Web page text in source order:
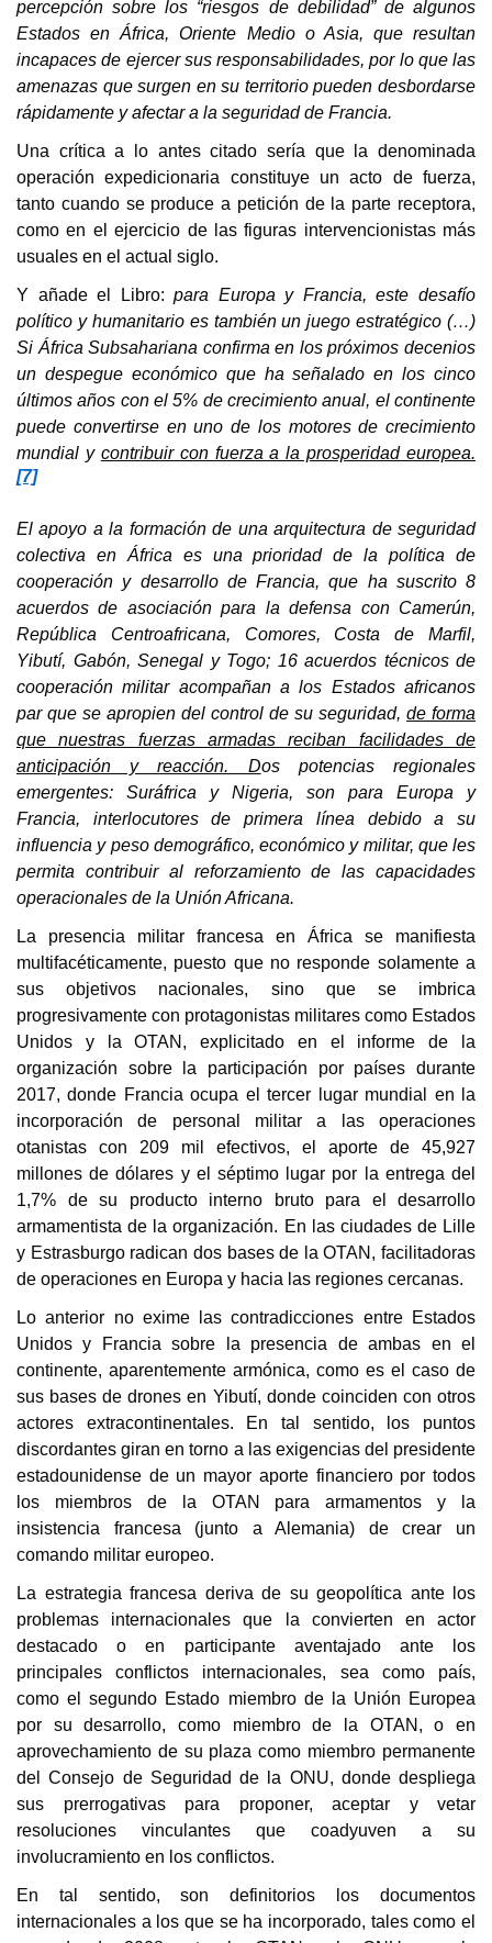
percepción sobre los “riesgos de debilidad” de algunos
Estados en África, Oriente Medio o Asia, que resultan
incapaces de ejercer sus responsabilidades, por lo que las
amenazas que surgen en su territorio pueden desbordarse
rápidamente y afectar a la seguridad de Francia.
Una crítica a lo antes citado sería que la denominada
operación expedicionaria constituye un acto de fuerza,
tanto cuando se produce a petición de la parte receptora,
como en el ejercicio de las figuras intervencionistas más
usuales en el actual siglo.
Y añade el Libro:para Europa y Francia, este desafío
político y humanitario es también un juego estratégico (…)
Si África Subsahariana confirma en los próximos decenios
un despegue económico que ha señalado en los cinco
últimos años con el 5% de crecimiento anual, el continente
puede convertirse en uno de los motores de crecimiento
mundial y contribuir con fuerza a la prosperidad europea.
[7]
El apoyo a la formación de una arquitectura de seguridad
colectiva en África es una prioridad de la política de
cooperación y desarrollo de Francia, que ha suscrito 8
acuerdos de asociación para la defensa con Camerún,
República Centroafricana, Comores, Costa de Marfil,
Yibutí, Gabón, Senegal y Togo; 16 acuerdos técnicos de
cooperación militar acompañan a los Estados africanos
par que se apropien del control de su seguridad, de forma
que nuestras fuerzas armadas reciban facilidades de
anticipación y reacción. Dos potencias regionales
emergentes: Suráfrica y Nigeria, son para Europa y
Francia, interlocutores de primera línea debido a su
influencia y peso demográfico, económico y militar, que les
permita contribuir al reforzamiento de las capacidades
operacionales de la Unión Africana.
La presencia militar francesa en África se manifiesta
multifacéticamente, puesto que no responde solamente a
sus objetivos nacionales, sino que se imbrica
progresivamente con protagonistas militares como Estados
Unidos y la OTAN, explicitado en el informe de la
organización sobre la participación por países durante
2017, donde Francia ocupa el tercer lugar mundial en la
incorporación de personal militar a las operaciones
otanistas con 209 mil efectivos, el aporte de 45,927
millones de dólares y el séptimo lugar por la entrega del
1,7% de su producto interno bruto para el desarrollo
armamentista de la organización. En las ciudades de Lille
y Estrasburgo radican dos bases de la OTAN, facilitadoras
de operaciones en Europa y hacia las regiones cercanas.
Lo anterior no exime las contradicciones entre Estados
Unidos y Francia sobre la presencia de ambas en el
continente, aparentemente armónica, como es el caso de
sus bases de drones en Yibutí, donde coinciden con otros
actores extracontinentales. En tal sentido, los puntos
discordantes giran en torno a las exigencias del presidente
estadounidense de un mayor aporte financiero por todos
los miembros de la OTAN para armamentos y la
insistencia francesa (junto a Alemania) de crear un
comando militar europeo.
La estrategia francesa deriva de su geopolítica ante los
problemas internacionales que la convierten en actor
destacado o en participante aventajado ante los
principales conflictos internacionales, sea como país,
como el segundo Estado miembro de la Unión Europea
por su desarrollo, como miembro de la OTAN, o en
aprovechamiento de su plaza como miembro permanente
del Consejo de Seguridad de la ONU, donde despliega
sus prerrogativas para proponer, aceptar y vetar
resoluciones vinculantes que coadyuven a su
involucramiento en los conflictos.
En tal sentido, son definitorios los documentos
internacionales a los que se ha incorporado, tales como el